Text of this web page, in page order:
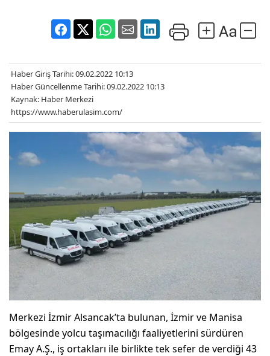
Haber Giriş Tarihi: 09.02.2022 10:13
Haber Güncellenme Tarihi: 09.02.2022 10:13
Kaynak: Haber Merkezi
https://www.haberulasim.com/
Merkezi İzmir Alsancak’ta bulunan, İzmir ve Manisa
bölgesinde yolcu taşımacılığı faaliyetlerini sürdüren
Emay A.Ş., iş ortakları ile birlikte tek sefer de verdiği 43